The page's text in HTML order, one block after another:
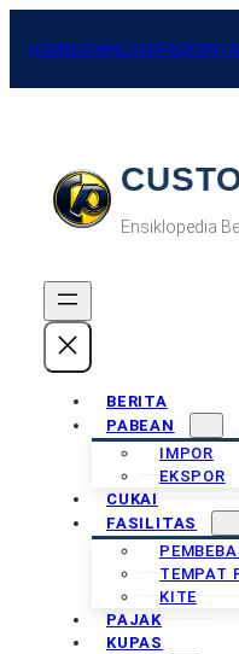
HOMEDOWNLOADFAQ
Ensiklopedia
BERITA
PABEAN
IMPOR
EKSPOR
CUKAI
FASILITAS
TEMPAT
KITE
PAJAK
KUPAS